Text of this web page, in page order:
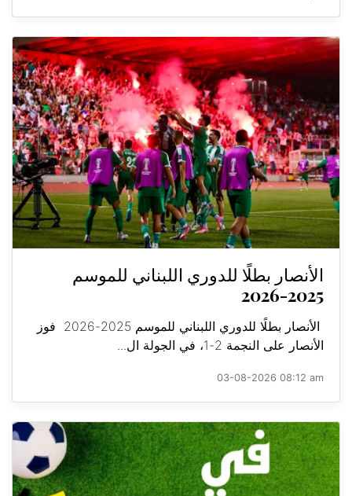
الأنصار بطلًا للدوري اللبناني للموسم
2025-2026
الأنصار بطلًا للدوري اللبناني للموسم 2025-2026 فوز
الأنصار على النجمة 2-1، في الجولة ال...
03-08-2026 08:12 am